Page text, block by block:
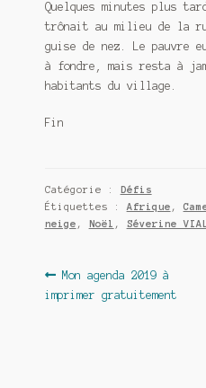
Quelques minutes plus
trônait au milieu de la
guise de nez. Le pauvre
à fondre, mais resta à
habitants du village.
Fin
Catégorie : Défis
Étiquettes : Afrique ,
neige , Noël , Séverine
Navigation
de
Article
précédent :
Mon agenda 2019 à
imprimer gratuitement